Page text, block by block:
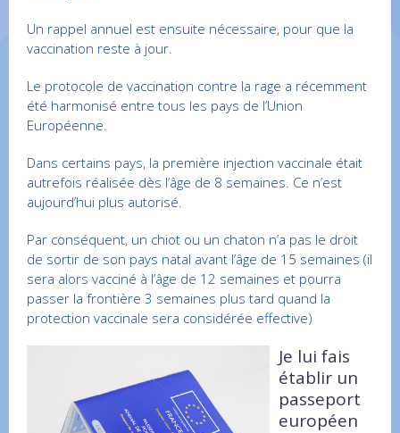
Un rappel annuel est ensuite nécessaire, pour que la
vaccination reste à jour.
Le protocole de vaccination contre la rage a récemment
été harmonisé entre tous les pays de l’Union
Européenne.
Dans certains pays, la première injection vaccinale était
autrefois réalisée dès l’âge de 8 semaines. Ce n’est
aujourd’hui plus autorisé.
Par conséquent, un chiot ou un chaton n’a pas le droit
de sortir de son pays natal avant l’âge de 15 semaines (il
sera alors vacciné à l’âge de 12 semaines et pourra
passer la frontière 3 semaines plus tard quand la
protection vaccinale sera considérée effective)
Je lui fais
établir un
passeport
européen